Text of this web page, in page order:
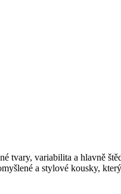
tvary, variabilita a hlavně
a stylové kousky,